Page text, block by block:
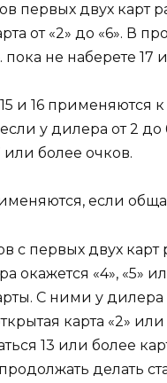
первых двух карт
от «2» до «6». В
не наберете 17
и 16 применяются
у дилера от 2
или более очков.
если
с первых двух карт
окажется «4», «5»
С ними у
карта «2»
13 или более
делать